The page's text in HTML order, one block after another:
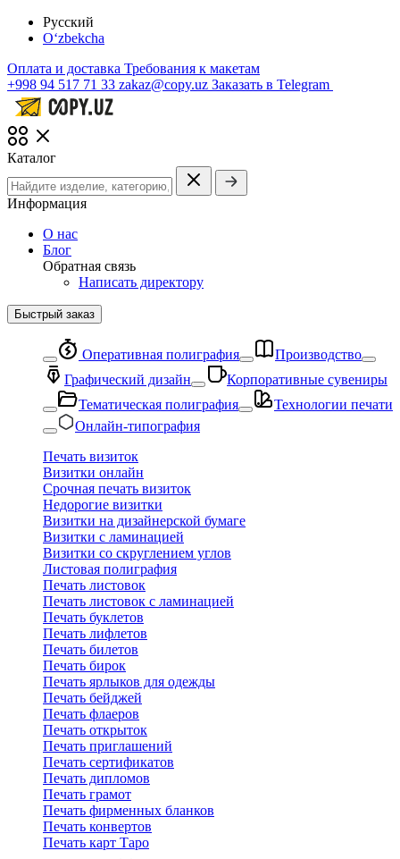
Русский
O‘zbekcha
Оплата и доставка Требования к макетам
+998 94 517 71 33 zakaz@copy.uz Заказать в Telegram
Каталог
Информация
О нас
Блог
Обратная связь
Написать директору
Быстрый заказ
Оперативная полиграфия
Производство
Графический дизайн
Корпоративные сувениры
Тематическая полиграфия
Технологии печати
Онлайн-типография
Печать визиток
Визитки онлайн
Срочная печать визиток
Недорогие визитки
Визитки на дизайнерской бумаге
Визитки с ламинацией
Визитки со скруглением углов
Листовая полиграфия
Печать листовок
Печать листовок с ламинацией
Печать буклетов
Печать лифлетов
Печать билетов
Печать бирок
Печать ярлыков для одежды
Печать бейджей
Печать флаеров
Печать открыток
Печать приглашений
Печать сертификатов
Печать дипломов
Печать грамот
Печать фирменных бланков
Печать конвертов
Печать карт Таро